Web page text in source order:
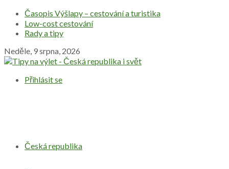
Časopis Výšlapy – cestování a turistika
Low-cost cestování
Rady a tipy
Neděle, 9 srpna, 2026
Přihlásit se
Česká republika